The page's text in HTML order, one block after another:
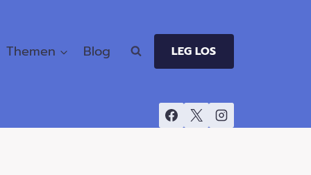
Themen Blog LEG LOS